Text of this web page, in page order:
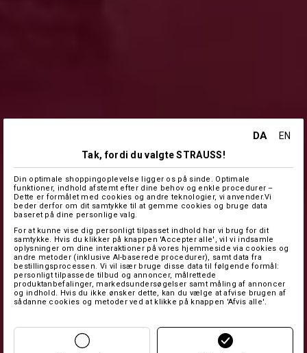
DA
EN
Tak, fordi du valgte STRAUSS!
Din optimale shoppingoplevelse ligger os på sinde. Optimale
funktioner, indhold afstemt efter dine behov og enkle procedurer –
Dette er formålet med cookies og andre teknologier, vi anvender.Vi
beder derfor om dit samtykke til at gemme cookies og bruge data
baseret på dine personlige valg.
For at kunne vise dig personligt tilpasset indhold har vi brug for dit
samtykke. Hvis du klikker på knappen 'Accepter alle', vil vi indsamle
oplysninger om dine interaktioner på vores hjemmeside via cookies og
andre metoder (inklusive AI-baserede procedurer), samt data fra
bestillingsprocessen. Vi vil især bruge disse data til følgende formål:
personligt tilpassede tilbud og annoncer, målrettede
produktanbefalinger, markedsundersøgelser samt måling af annoncer
og indhold. Hvis du ikke ønsker dette, kan du vælge at afvise brugen af
sådanne cookies og metoder ved at klikke på knappen 'Afvis alle'.